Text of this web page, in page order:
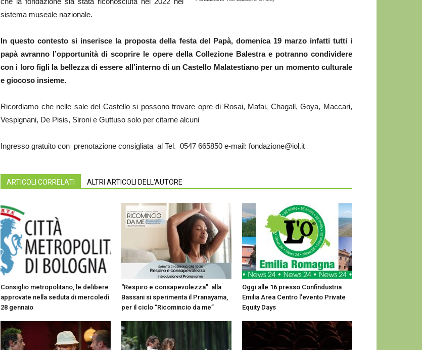
sistema museale nazionale.
In questo contesto si inserisce la proposta della festa del Papà, domenica 19 marzo infatti tutti i
papà avranno l’opportunità di scoprire le opere della Collezione Balestra e potranno condividere
con i loro figli la bellezza di essere all’interno di un Castello Malatestiano per un momento culturale
e giocoso insieme.
Ricordiamo che nelle sale del Castello si possono trovare opre di Rosai, Mafai, Chagall, Goya, Maccari,
Vespignani, De Pisis, Sironi e Guttuso solo per citarne alcuni
Ingresso gratuito con prenotazione consigliata al Tel. 0547 665850 e-mail: fondazione@iol.it
ARTICOLI CORRELATI ALTRI ARTICOLI DELL'AUTORE
Consiglio metropolitano, le delibere
approvate nella seduta di mercoledì
28 gennaio
“Respiro e consapevolezza”: alla
Bassani si sperimenta il Pranayama,
per il ciclo “Ricomincio da me”
Oggi alle 16 presso Confindustria
Emilia Area Centro l’evento Private
Equity Days